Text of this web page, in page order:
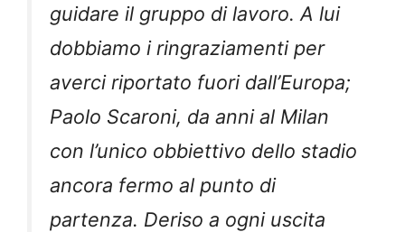
guidare il gruppo di lavoro. A lui
dobbiamo i ringraziamenti per
averci riportato fuori dall’Europa;
Paolo Scaroni, da anni al Milan
con l’unico obbiettivo dello stadio
ancora fermo al punto di
partenza. Deriso a ogni uscita